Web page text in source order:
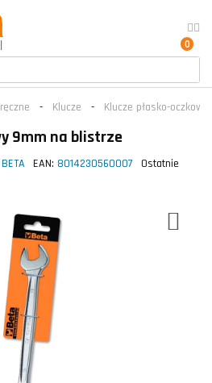
0
Klucze Klucze płasko-oczkowe
9mm na blistrze
BETA EAN: 8014230560007
Ostatnie